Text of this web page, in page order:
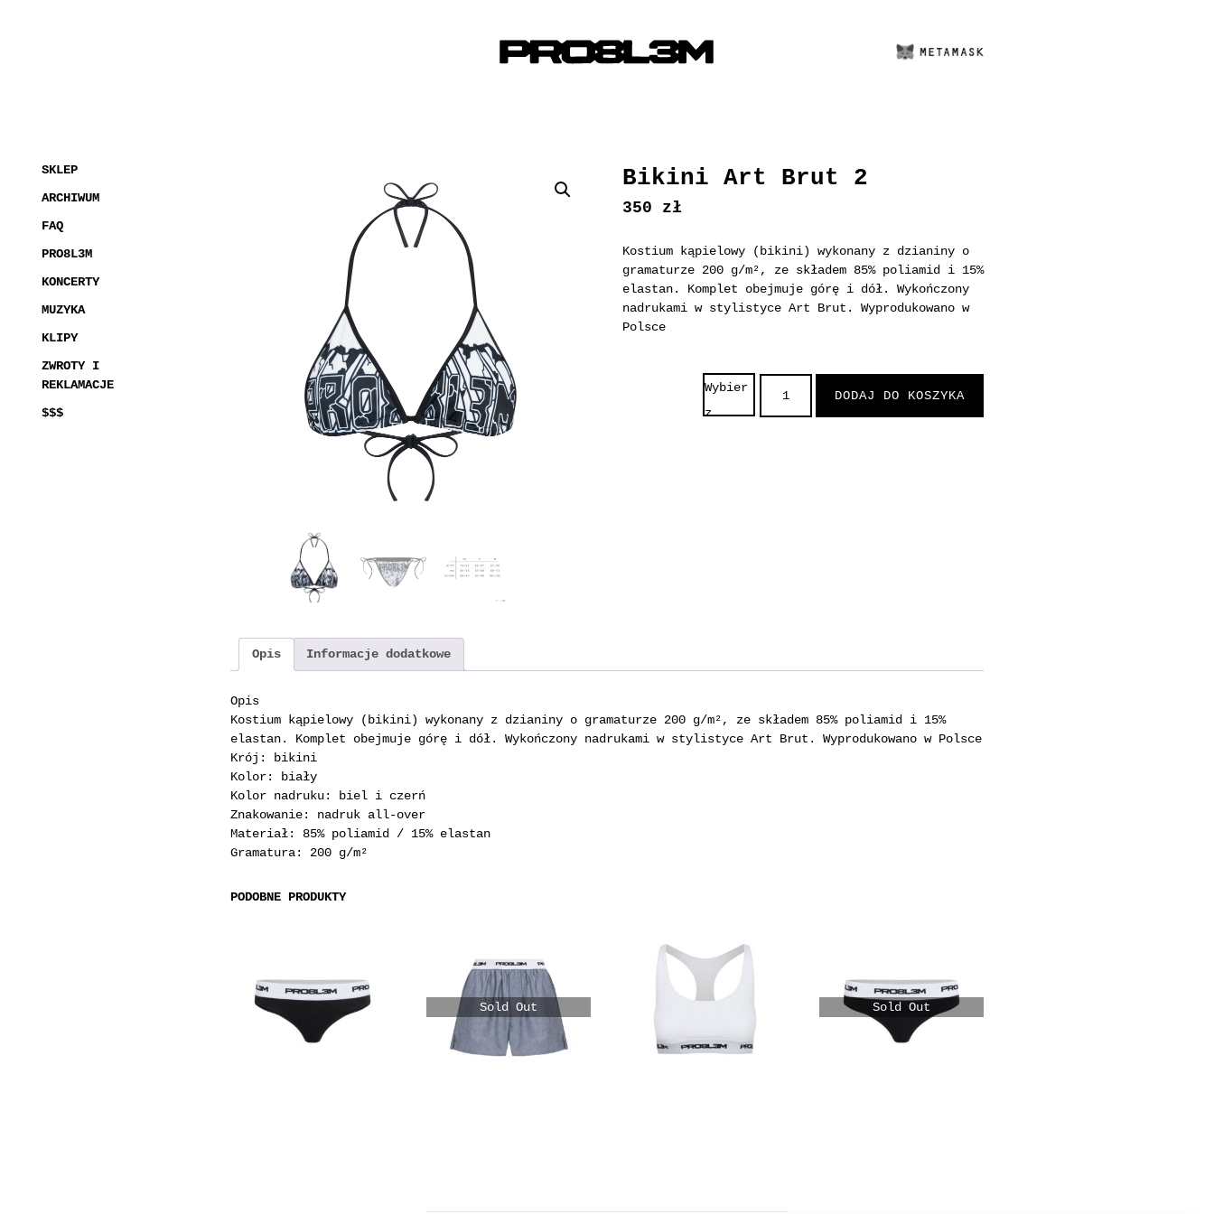
SKLEP
ARCHIWUM
FAQ
PRO8L3M
KONCERTY
MUZYKA
KLIPY
ZWROTY I
REKLAMACJE
$$$
Bikini Art Brut 2
350 zł
Kostium kąpielowy (bikini) wykonany z dzianiny o
gramaturze 200 g/m², ze składem 85% poliamid i 15%
elastan. Komplet obejmuje górę i dół. Wykończony
nadrukami w stylistyce Art Brut. Wyprodukowano w
Polsce
o
2
DODAJ DO KOSZYKA
Opis Informacje dodatkowe
Opis
Kostium kąpielowy (bikini) wykonany z dzianiny o gramaturze 200 g/m², ze składem 85% poliamid i 15%
elastan. Komplet obejmuje górę i dół. Wykończony nadrukami w stylistyce Art Brut. Wyprodukowano w Polsce
Krój: bikini
Kolor: biały
Kolor nadruku: biel i czerń
Znakowanie: nadruk all-over
Materiał: 85% poliamid / 15% elastan
Gramatura: 200 g/m²
PODOBNE PRODUKTY
120 zł
Sold Out
180 zł 160zł
Sold Out
120 zł